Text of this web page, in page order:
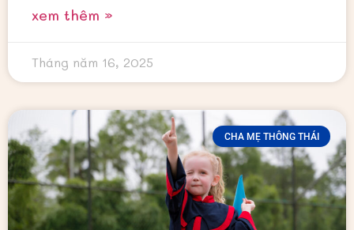
xem thêm »
Tháng năm 16, 2025
CHA MẸ THÔNG THÁI